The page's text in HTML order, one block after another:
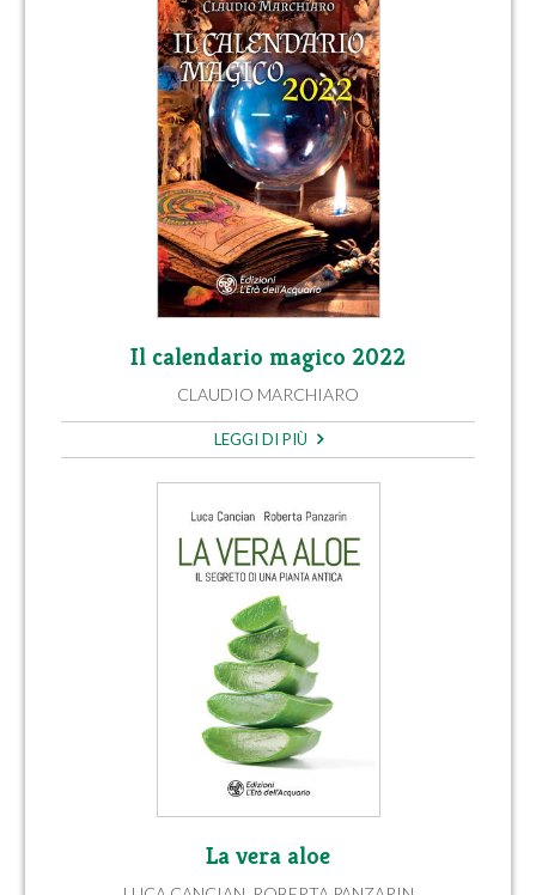
Il calendario magico 2022
CLAUDIO MARCHIARO
LEGGI DI PIÙ
La vera aloe